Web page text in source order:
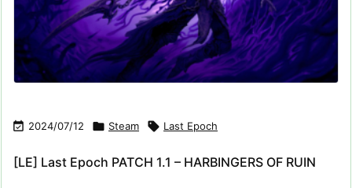
 2024/07/12  Steam  Last Epoch
[LE] Last Epoch PATCH 1.1 – HARBINGERS OF RUIN